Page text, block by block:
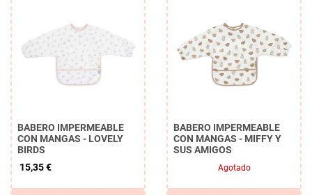
BABERO IMPERMEABLE
CON MANGAS - LOVELY
BIRDS
15,35 €
BABERO IMPERMEABLE
CON MANGAS - MIFFY Y
SUS AMIGOS
Agotado